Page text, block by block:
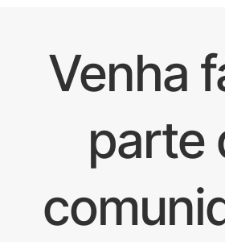
Venha
parte